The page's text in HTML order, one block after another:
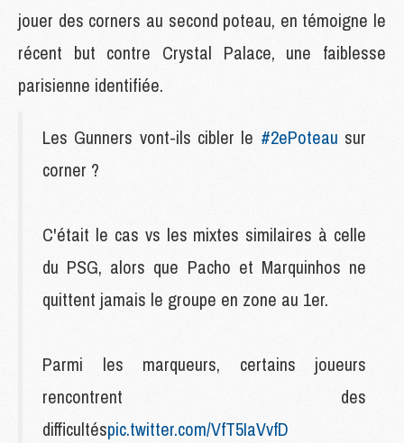
jouer des corners au second poteau, en témoigne le
récent but contre Crystal Palace, une faiblesse
parisienne identifiée.
Les Gunners vont-ils cibler le #2ePoteau sur
corner ?
C'était le cas vs les mixtes similaires à celle
du PSG, alors que Pacho et Marquinhos ne
quittent jamais le groupe en zone au 1er.
Parmi les marqueurs, certains joueurs
rencontrent des
difficultéspic.twitter.com/VfT5IaVvfD